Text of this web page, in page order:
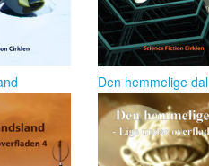
Den hemmelige dal